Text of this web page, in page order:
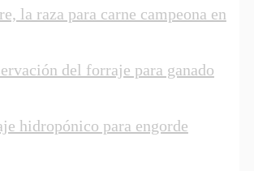
la raza para carne campeona en
del forraje para ganado
hidropónico para engorde